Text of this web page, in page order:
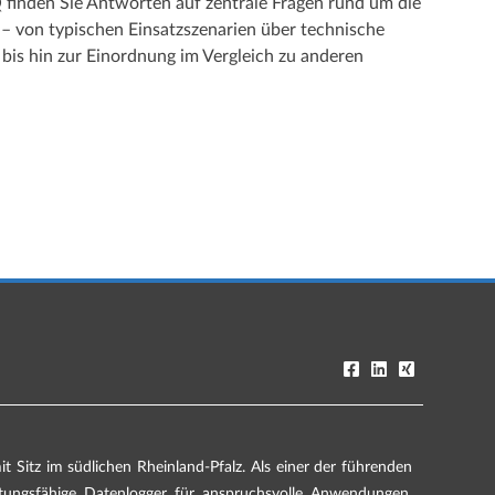
– von typischen Einsatzszenarien über technische
bis hin zur Einordnung im Vergleich zu anderen
Sitz im südlichen Rheinland-Pfalz. Als einer der führenden